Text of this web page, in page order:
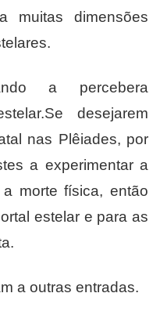
muitas dimensões
a percebera
desejarem
nas Plêiades, por
a experimentar a
morte física, então
estelar e para as
a outras entradas.